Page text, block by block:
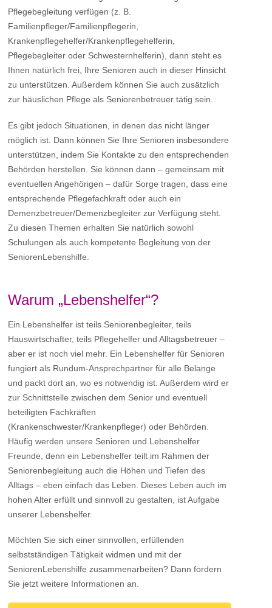
Pflegebegleitung verfügen (z. B.
Familienpfleger/Familienpflegerin,
Krankenpflegehelfer/Krankenpflegehelferin,
Pflegebegleiter oder Schwesternhelferin), dann steht es
Ihnen natürlich frei, Ihre Senioren auch in dieser Hinsicht
zu unterstützen. Außerdem können Sie auch zusätzlich
zur häuslichen Pflege als Seniorenbetreuer tätig sein.
Es gibt jedoch Situationen, in denen das nicht länger
möglich ist. Dann können Sie Ihre Senioren insbesondere
unterstützen, indem Sie Kontakte zu den entsprechenden
Behörden herstellen. Sie können dann – gemeinsam mit
eventuellen Angehörigen – dafür Sorge tragen, dass eine
entsprechende Pflegefachkraft oder auch ein
Demenzbetreuer/Demenzbegleiter zur Verfügung steht.
Zu diesen Themen erhalten Sie natürlich sowohl
Schulungen als auch kompetente Begleitung von der
SeniorenLebenshilfe.
Warum „Lebenshelfer“?
Ein Lebenshelfer ist teils Seniorenbegleiter, teils
Hauswirtschafter, teils Pflegehelfer und Alltagsbetreuer –
aber er ist noch viel mehr. Ein Lebenshelfer für Senioren
fungiert als Rundum-Ansprechpartner für alle Belange
und packt dort an, wo es notwendig ist. Außerdem wird er
zur Schnittstelle zwischen dem Senior und eventuell
beteiligten Fachkräften
(Krankenschwester/Krankenpfleger) oder Behörden.
Häufig werden unsere Senioren und Lebenshelfer
Freunde, denn ein Lebenshelfer teilt im Rahmen der
Seniorenbegleitung auch die Höhen und Tiefen des
Alltags – eben einfach das Leben. Dieses Leben auch im
hohen Alter erfüllt und sinnvoll zu gestalten, ist Aufgabe
unserer Lebenshelfer.
Möchten Sie sich einer sinnvollen, erfüllenden
selbstständigen Tätigkeit widmen und mit der
SeniorenLebenshilfe zusammenarbeiten? Dann fordern
Sie jetzt weitere Informationen an.